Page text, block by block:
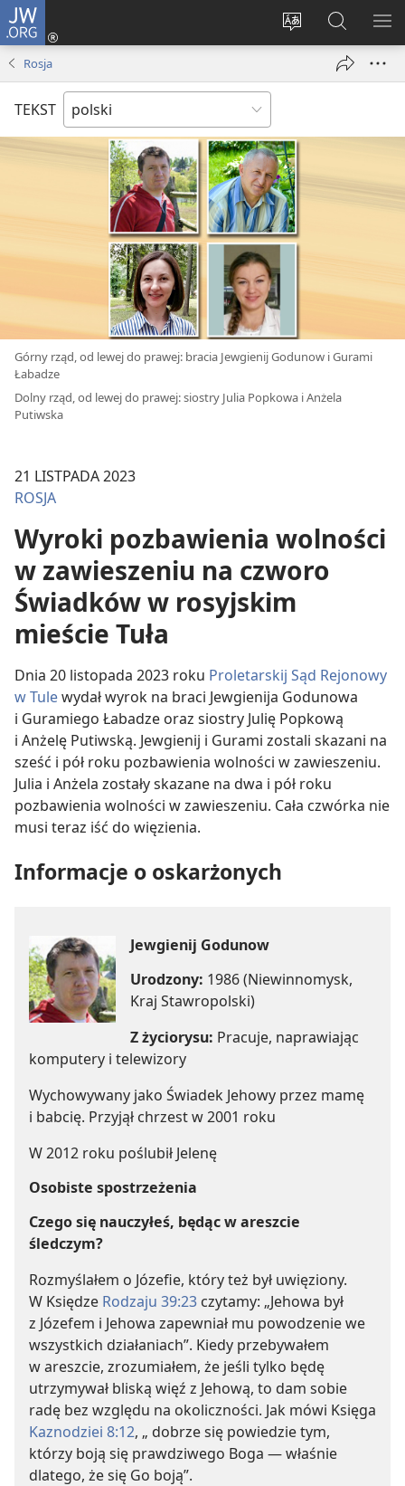
JW.ORG
Wybór
Logowanie
(opens
Szukaj
na
JW.ORG
Rosja
TEKST
Górny rząd, od lewej do prawej: bracia Jewgienij Godunow i Gurami
Łabadze
Dolny rząd, od lewej do prawej: siostry Julia Popkowa i Anżela
Putiwska
21 LISTPADA 2023
ROSJA
Wyroki pozbawienia wolności
w zawieszeniu na czworo
Świadków w rosyjskim
mieście Tuła
Dnia 20 listopada 2023 roku Proletarskij Sąd Rejonowy
w Tulewydał wyrok na braci Jewgienija Godunowa
i Guramiego Łabadze oraz siostry Julię Popkową
i Anżelę Putiwską. Jewgienij i Gurami zostali skazani na
sześć i pół roku pozbawienia wolności w zawieszeniu.
Julia i Anżela zostały skazane na dwa i pół roku
pozbawienia wolności w zawieszeniu. Cała czwórka nie
musi teraz iść do więzienia.
Informacje o oskarżonych
Jewgienij Godunow
Urodzony: 1986 (Niewinnomysk,
Kraj Stawropolski)
Z życiorysu: Pracuje, naprawiając
komputery i telewizory
Wychowywany jako Świadek Jehowy przez mamę
i babcię. Przyjął chrzest w 2001 roku
W 2012 roku poślubił Jelenę
Osobiste spostrzeżenia
Czego się nauczyłeś, będąc w areszcie
śledczym?
Rozmyślałem o Józefie, który też był uwięziony.
W Księdze Rodzaju 39:23 czytamy: „Jehowa był
z Józefem i Jehowa zapewniał mu powodzenie we
wszystkich działaniach”. Kiedy przebywałem
w areszcie, zrozumiałem, że jeśli tylko będę
utrzymywał bliską więź z Jehową, to dam sobie
radę bez względu na okoliczności. Jak mówi Księga
Kaznodziei 8:12, „ dobrze się powiedzie tym,
którzy boją się prawdziwego Boga — właśnie
dlatego, że się Go boją”.